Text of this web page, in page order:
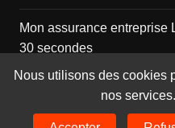
Mon assurance entreprise
30 secondes
© 2026Aginius
Nous utilisons des cookies
nos services.